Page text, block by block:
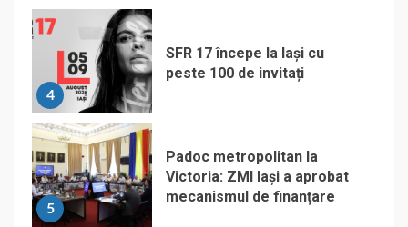
4
SFR 17 începe la Iași cu
peste 100 de invitați
5
Padoc metropolitan la
Victoria: ZMI Iași a aprobat
mecanismul de finanțare